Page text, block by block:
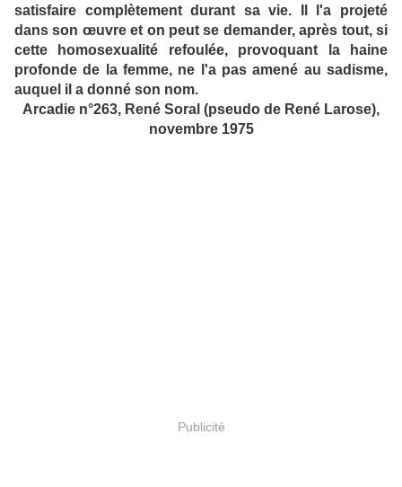
satisfaire complètement durant sa vie. Il l'a projeté
dans son œuvre et on peut se demander, après tout, si
cette homosexualité refoulée, provoquant la haine
profonde de la femme, ne l'a pas amené au sadisme,
auquel il a donné son nom.
Arcadie n°263, René Soral (pseudo de René Larose),
novembre 1975
Publicité